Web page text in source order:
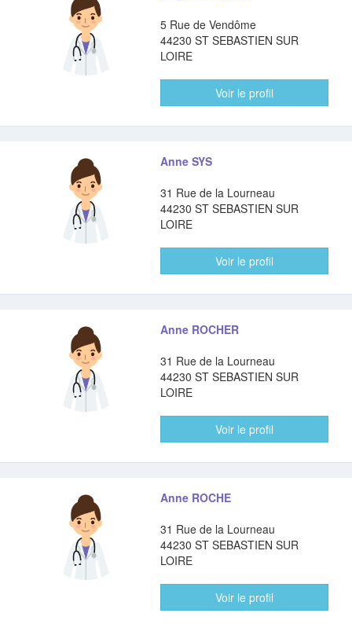
5 Rue de Vendôme
44230 ST SEBASTIEN SUR
LOIRE
Voir le profil
Anne SYS
31 Rue de la Lourneau
44230 ST SEBASTIEN SUR
LOIRE
Voir le profil
Anne ROCHER
31 Rue de la Lourneau
44230 ST SEBASTIEN SUR
LOIRE
Voir le profil
Anne ROCHE
31 Rue de la Lourneau
44230 ST SEBASTIEN SUR
LOIRE
Voir le profil